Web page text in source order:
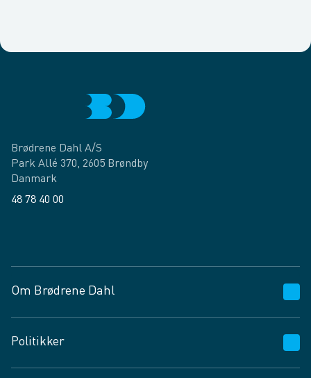
Brødrene Dahl A/S
Park Allé 370, 2605 Brøndby
Danmark
48 78 40 00
Om Brødrene Dahl
Vagttelefon 30 10 89 89
Spørgsmål og svar
Politikker